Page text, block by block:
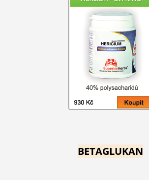
BETAGLUKAN